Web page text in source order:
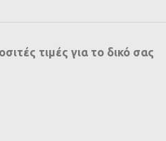
τιμές για το δικό σας